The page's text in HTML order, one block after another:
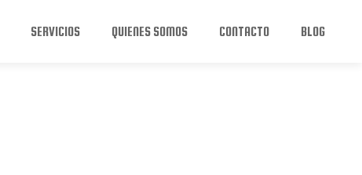
SERVICIOS QUIENES SOMOS CONTACTO BLOG